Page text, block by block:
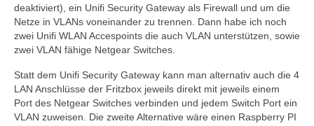
deaktiviert), ein Unifi Security Gateway als Firewall und um die
Netze in VLANs voneinander zu trennen. Dann habe ich noch
zwei Unifi WLAN Accespoints die auch VLAN unterstützen, sowie
zwei VLAN fähige Netgear Switches.
Statt dem Unifi Security Gateway kann man alternativ auch die 4
LAN Anschlüsse der Fritzbox jeweils direkt mit jeweils einem
Port des Netgear Switches verbinden und jedem Switch Port ein
VLAN zuweisen. Die zweite Alternative wäre einen Raspberry PI